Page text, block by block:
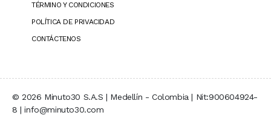
TÉRMINO Y CONDICIONES
POLÍTICA DE PRIVACIDAD
CONTÁCTENOS
© 2026 Minuto30 S.A.S | Medellín - Colombia | Nit:900604924-
8 | info@minuto30.com